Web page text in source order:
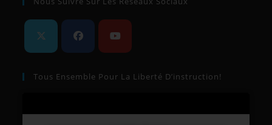
Tous Ensemble Pour La Liberté D’instruction!